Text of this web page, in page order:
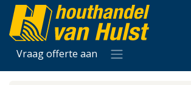
Overslaan naar inhoud
Vraag offerte aan